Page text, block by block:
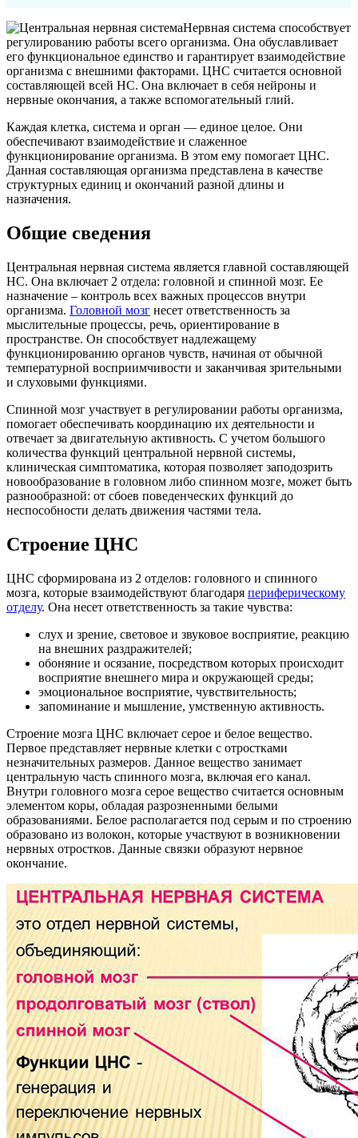
Нервная система способствует
регулированию работы всего организма. Она обуславливает
его функциональное единство и гарантирует взаимодействие
организма с внешними факторами. ЦНС считается основной
составляющей всей НС. Она включает в себя нейроны и
нервные окончания, а также вспомогательный глий.
Каждая клетка, система и орган — единое целое. Они
обеспечивают взаимодействие и слаженное
функционирование организма. В этом ему помогает ЦНС.
Данная составляющая организма представлена в качестве
структурных единиц и окончаний разной длины и
назначения.
Общие сведения
Центральная нервная система является главной составляющей
НС. Она включает 2 отдела: головной и спинной мозг. Ее
назначение – контроль всех важных процессов внутри
организма. Головной мозг несет ответственность за
мыслительные процессы, речь, ориентирование в
пространстве. Он способствует надлежащему
функционированию органов чувств, начиная от обычной
температурной восприимчивости и заканчивая зрительными
и слуховыми функциями.
Спинной мозг участвует в регулировании работы организма,
помогает обеспечивать координацию их деятельности и
отвечает за двигательную активность. С учетом большого
количества функций центральной нервной системы,
клиническая симптоматика, которая позволяет заподозрить
новообразование в головном либо спинном мозге, может быть
разнообразной: от сбоев поведенческих функций до
неспособности делать движения частями тела.
Строение ЦНС
ЦНС сформирована из 2 отделов: головного и спинного
мозга, которые взаимодействуют благодаря периферическому
отделу. Она несет ответственность за такие чувства:
слух и зрение, световое и звуковое восприятие, реакцию
на внешних раздражителей;
обоняние и осязание, посредством которых происходит
восприятие внешнего мира и окружающей среды;
эмоциональное восприятие, чувствительность;
запоминание и мышление, умственную активность.
Строение мозга ЦНС включает серое и белое вещество.
Первое представляет нервные клетки с отростками
незначительных размеров. Данное вещество занимает
центральную часть спинного мозга, включая его канал.
Внутри головного мозга серое вещество считается основным
элементом коры, обладая разрозненными белыми
образованиями. Белое располагается под серым и по строению
образовано из волокон, которые участвуют в возникновении
нервных отростков. Данные связки образуют нервное
окончание.